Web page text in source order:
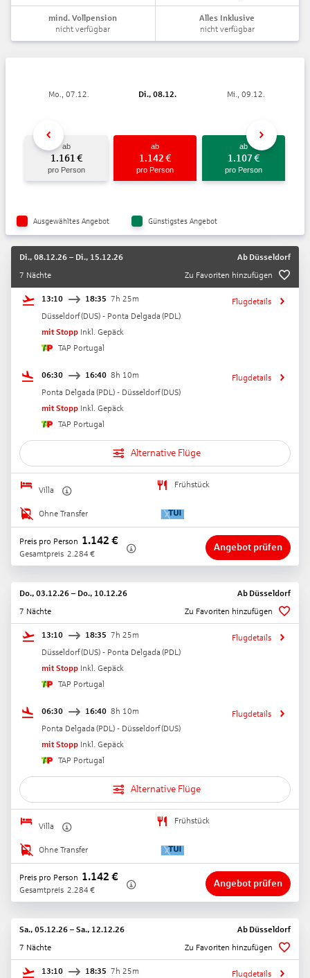
mind. Vollpension
nicht verfügbar
Alles Inklusive
nicht verfügbar
Mo., 07.12.
ab
1.161 €
pro Person
Di., 08.12.
ab
1.142 €
pro Person
Mi., 09.12.
ab
1.107 €
pro Person
Ausgewähltes Angebot Günstigstes Angebot
Di., 08.12.26 – Di., 15.12.26 Ab Düsseldorf
7 Nächte
Zu Favoriten hinzufügen
13:10 18:35 7h 25m
Düsseldorf(DUS) - Ponta Delgada (PDL)
mit Stopp Inkl. Gepäck
TAP Portugal
Flugdetails
06:30 16:40 8h 10m
Ponta Delgada (PDL) - Düsseldorf(DUS)
mit Stopp Inkl. Gepäck
TAP Portugal
Flugdetails
Alternative Flüge
Villa
Frühstück
Ohne Transfer
Preis pro Person 1.142 €
Gesamtpreis 2.284 €
Angebot prüfen
Do., 03.12.26 – Do., 10.12.26 Ab Düsseldorf
7 Nächte
Zu Favoriten hinzufügen
13:10 18:35 7h 25m
Düsseldorf(DUS) - Ponta Delgada (PDL)
mit Stopp Inkl. Gepäck
TAP Portugal
Flugdetails
06:30 16:40 8h 10m
Ponta Delgada (PDL) - Düsseldorf(DUS)
mit Stopp Inkl. Gepäck
TAP Portugal
Flugdetails
Alternative Flüge
Villa
Frühstück
Ohne Transfer
Preis pro Person 1.142 €
Gesamtpreis 2.284 €
Angebot prüfen
Sa., 05.12.26 – Sa., 12.12.26 Ab Düsseldorf
7 Nächte
Zu Favoriten hinzufügen
13:10 18:35 7h 25m Flugdetails